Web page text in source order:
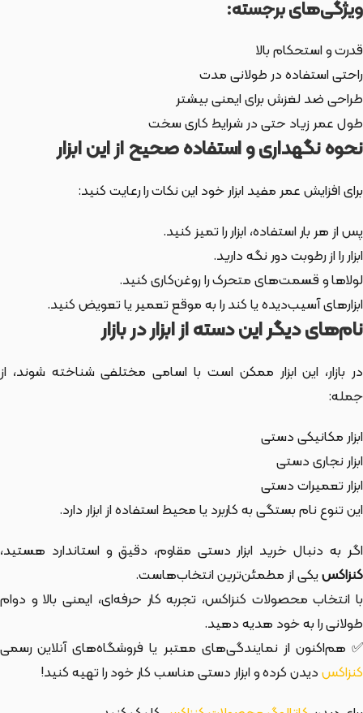
ویژگی‌های برجسته:
قدرت و استحکام بالا
راحتی استفاده در طولانی مدت
طراحی ضد لغزش برای ایمنی بیشتر
طول عمر زیاد حتی در شرایط کاری سخت
نحوه نگهداری و استفاده صحیح از این ابزار
برای افزایش عمر مفید ابزار خود این نکات را رعایت کنید:
پس از هر بار استفاده، ابزار را تمیز کنید.
ابزار را از رطوبت دور نگه دارید.
لولاها و قسمت‌های متحرک را روغن‌کاری کنید.
ابزارهای آسیب‌دیده یا کند را به موقع تعمیر یا تعویض کنید.
نام‌های دیگر این دسته از ابزار در بازار
در بازار، این ابزار ممکن است با اسامی مختلفی شناخته شوند، از
جمله:
ابزار مکانیکی دستی
ابزار نجاری دستی
ابزار تعمیرات دستی
این تنوع نام بستگی به کاربرد یا محیط استفاده از ابزار دارد.
اگر به دنبال خرید ابزار دستی مقاوم، دقیق و استاندارد هستید،
کنزاکسیکی از مطمئن‌ترین انتخاب‌هاست.
با انتخاب محصولات کنزاکس، تجربه کار حرفه‌ای، ایمنی بالا و دوام
طولانی را به خود هدیه دهید.
✅ هم‌اکنون از نمایندگی‌های معتبر یا فروشگاه‌های آنلاین رسمی
کنزاکسدیدن کرده و ابزار دستی مناسب کار خود را تهیه کنید!